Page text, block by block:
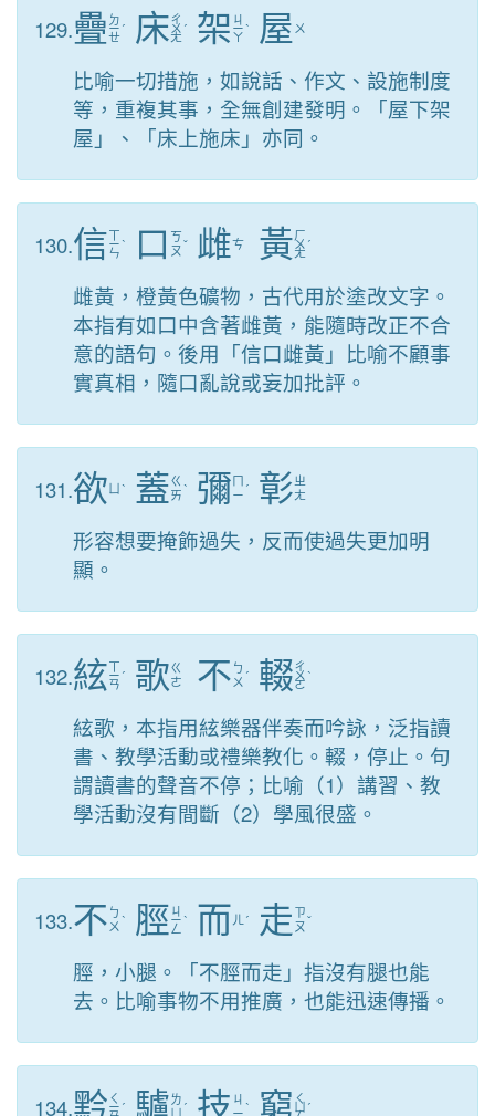
129.疊 ㄉ
ㄧ
ㄝ
ˊ 床ㄔ
ㄨ
ㄤ
ˊ 架 ㄐ
ㄧ
ㄚ
ˋ 屋 ㄨ
比喻一切措施，如說話、作文、設施制度
等，重複其事，全無創建發明。「屋下架
屋」、「床上施床」亦同。
130.信ㄒ
ㄧ
ㄣ
ˋ 口 ㄎ
ㄡˇ 雌ㄘ 黃ㄏ
ㄨ
ㄤ
ˊ
雌黃，橙黃色礦物，古代用於塗改文字。
本指有如口中含著雌黃，能隨時改正不合
意的語句。後用「信口雌黃」比喻不顧事
實真相，隨口亂說或妄加批評。
131.欲 ˋ 蓋ㄍ
ㄞˋ 彌 ㄇ
ㄧ ˊ 彰ㄓ
ㄤ
形容想要掩飾過失，反而使過失更加明
顯。
132.絃ㄒ
ㄧ
ㄢ
ˊ 歌ㄍ
ㄜ
不 ㄅ
ㄨ ˊ 輟ㄔ
ㄨ
ㄛ
ˋ
絃歌，本指用絃樂器伴奏而吟詠，泛指讀
書、教學活動或禮樂教化。輟，停止。句
謂讀書的聲音不停；比喻（1）講習、教
學活動沒有間斷（2）學風很盛。
133.不 ㄅ
ㄨ ˋ 脛 ㄐ
ㄧ
ㄥ
ˋ 而 ㄦ ˊ 走 ㄗ
ㄡˇ
脛，小腿。「不脛而走」指沒有腿也能
去。比喻事物不用推廣，也能迅速傳播。
134.黔 ㄑ
ㄧ ˊ 驢ㄌ
ˊ 技 ㄐ
ˋ 窮 ㄑ
ㄩ ˊ